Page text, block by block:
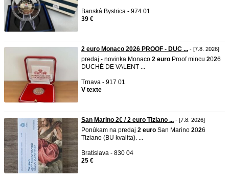
Banská Bystrica - 974 01
39 €
2 euro Monaco 2026 PROOF - DUC ... - [7.8. 2026]
predaj - novinka Monaco 2 euro Proof mincu 2026
DUCHÉ DE VALENT ...
Trnava - 917 01
V texte
San Marino 2€ / 2 euro Tiziano ... - [7.8. 2026]
Ponúkam na predaj 2 euro San Marino 2026
Tiziano (BU kvalita). ...
Bratislava - 830 04
25 €